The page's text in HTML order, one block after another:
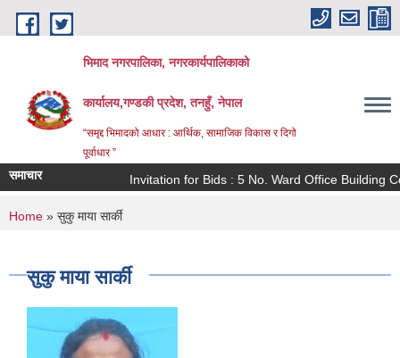
Skip to main content
भिमाद नगरपालिका, नगरकार्यपालिकाको
कार्यालय,गण्डकी प्रदेश, तनहुँ, नेपाल
“समृद्द भिमादको आधार : आर्थिक, सामाजिक विकास र दिगो
पूर्वाधार ”
समाचार Invitation for Bids : 5 No. Ward Office Building
You are here
Home » सुकु माया सार्की
सुकु माया सार्की